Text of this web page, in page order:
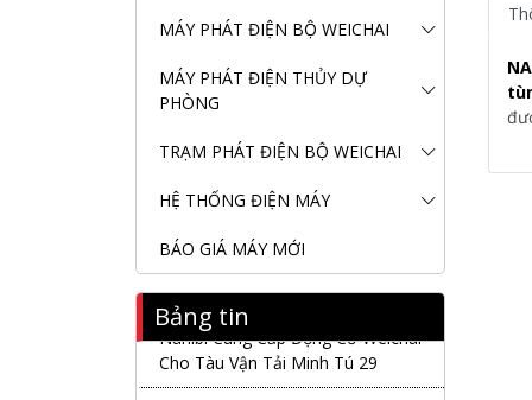
MÁY PHÁT ĐIỆN BỘ WEICHAI
MÁY PHÁT ĐIỆN THỦY DỰ
PHÒNG
TRẠM PHÁT ĐIỆN BỘ WEICHAI
HỆ THỐNG ĐIỆN MÁY
BÁO GIÁ MÁY MỚI
Bảng tin
Nanibi Cung Cấp Động Cơ Weichai
Cho Tàu Vận Tải Minh Tú 29